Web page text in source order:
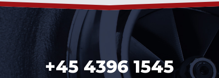
+45 4396 1545